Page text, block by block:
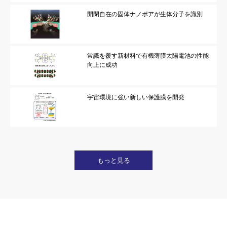
開閉自在の固体ナノポアが生体分子を識別
常識を覆す新材料で有機薄膜太陽電池の性能
向上に成功
宇宙環境に強い新しい保護膜を開発
もっと見る